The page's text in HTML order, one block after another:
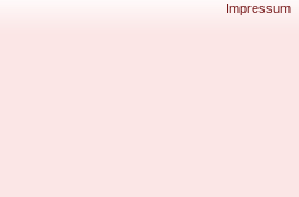
Impressum